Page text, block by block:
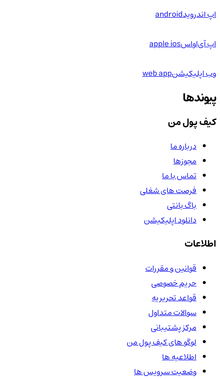
اپ اندرویدandroid
اپ آی‌او‌اسapple ios
وب اپلیکیشنweb app
پیوندها
کیف پول من
درباره ما
مجوزها
تماس با ما
فرصت های شغلی
باگ بانتی
دانلود اپلیکیشن
اطلاعات
قوانین و مقررات
حریم خصوصی
قواعد تحریریه
سوالات متداول
مرکز پشتیبانی
لوگو های کیف پول من
اطلاعیه ها
وضعیت سرویس ها